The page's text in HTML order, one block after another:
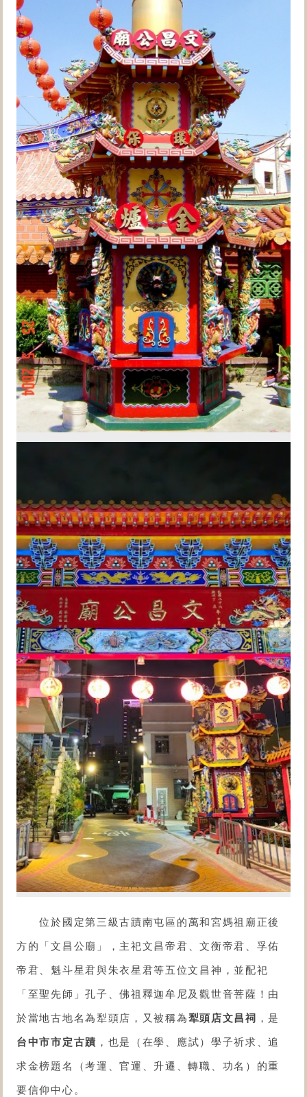
位於國定第三級古蹟南屯區的萬和宮媽祖廟正後
方的「文昌公廟 」，主祀文昌帝君、文衡帝君、孚佑
帝君、魁斗星君與朱衣星君等五位文昌神，並配祀
「至聖先師」孔子、佛祖釋迦牟尼及觀世音菩薩！由
於當地古地名為犁頭店，又被稱為犁頭店文昌祠 ，是
台中市市定古蹟 ，也是（在學、應試）學子祈求、追
求金榜題名（考運、官運、升遷、轉職、功名）的重
要信仰中心。